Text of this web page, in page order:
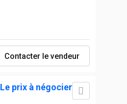
Contacter le vendeur
Le prix à négocier